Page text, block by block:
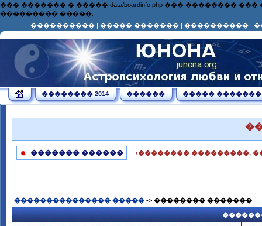
��� ������� � ����� data/boardinfo.php ���
��������� �����.
���������� | ����� ������� | ���������� |
�������� 2014 ������ ����� �������
������� ������ ‹�������� ���������,
��������������� ����� -> �������� �������